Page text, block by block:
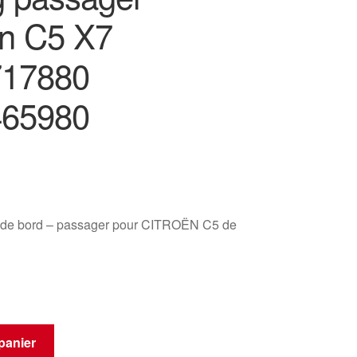
C5 X7
bord – passager pour CITROËN C5 de